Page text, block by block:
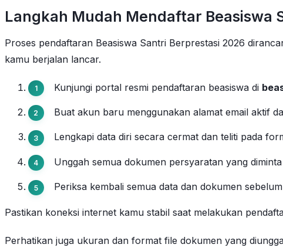
Langkah Mudah Mendaftar Beasiswa
Proses pendaftaran Beasiswa Santri Berprestasi 2026
kamu berjalan lancar.
Kunjungi portal resmi pendaftaran beasiswa di
Buat akun baru menggunakan alamat email aktif
Lengkapi data diri secara cermat dan teliti pada
Unggah semua dokumen persyaratan yang
Periksa kembali semua data dan dokumen
Pastikan koneksi internet kamu stabil saat melakukan
Perhatikan juga ukuran dan format file dokumen yang